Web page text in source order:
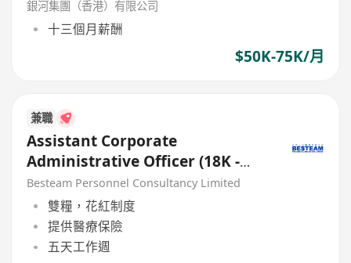
銀河集團（香港）有限公司
十三個月薪酬
$50K-75K/月
兼職
Assistant Corporate
Administrative Officer (18K -
20K) 5 Days
Besteam Personnel Consultancy Limited
雙糧，花紅制度
提供醫療保險
五天工作週